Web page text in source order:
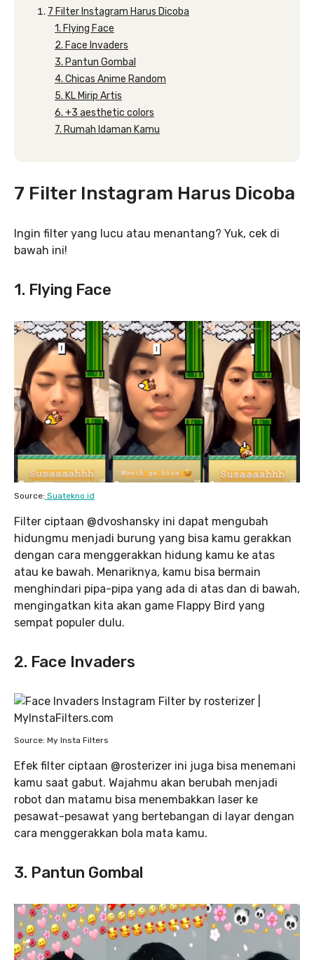
7 Filter Instagram Harus Dicoba
1. Flying Face
2. Face Invaders
3. Pantun Gombal
4. Chicas Anime Random
5. KL Mirip Artis
6. +3 aesthetic colors
7. Rumah Idaman Kamu
7 Filter Instagram Harus Dicoba
Ingin filter yang lucu atau menantang? Yuk, cek di
bawah ini!
1. Flying Face
Source: Suatekno.id
Filter ciptaan @dvoshansky ini dapat mengubah
hidungmu menjadi burung yang bisa kamu gerakkan
dengan cara menggerakkan hidung kamu ke atas
atau ke bawah. Menariknya, kamu bisa bermain
menghindari pipa-pipa yang ada di atas dan di bawah,
mengingatkan kita akan game Flappy Bird yang
sempat populer dulu.
2. Face Invaders
Source: My Insta Filters
Efek filter ciptaan @rosterizer ini juga bisa menemani
kamu saat gabut. Wajahmu akan berubah menjadi
robot dan matamu bisa menembakkan laser ke
pesawat-pesawat yang bertebangan di layar dengan
cara menggerakkan bola mata kamu.
3. Pantun Gombal